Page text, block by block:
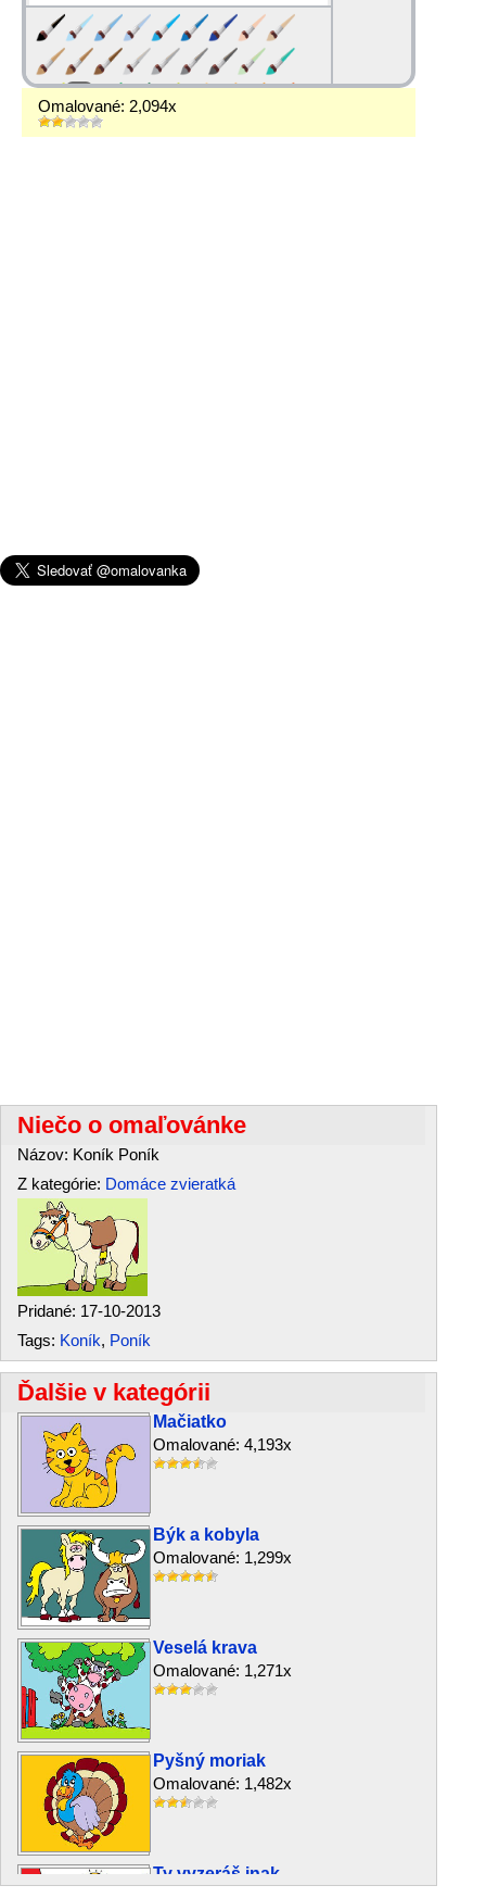
Omalované: 2,094x
Niečo o omaľovánke
Názov: Koník Poník
Z kategórie: Domáce zvieratká
Pridané: 17-10-2013
Tags: Koník, Poník
Ďalšie v kategórii
Mačiatko
Omalované: 4,193x
Býk a kobyla
Omalované: 1,299x
Veselá krava
Omalované: 1,271x
Pyšný moriak
Omalované: 1,482x
Ty vyzeráš inak